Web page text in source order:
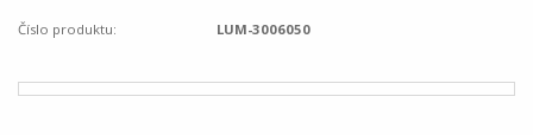
Číslo produktu: LUM-3006050